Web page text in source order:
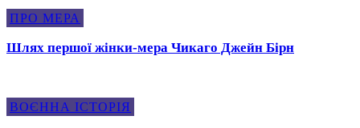
ПРО МЕРА
Шлях першої жінки-мера Чикаго Джейн Бірн
ВОЄННА ІСТОРІЯ